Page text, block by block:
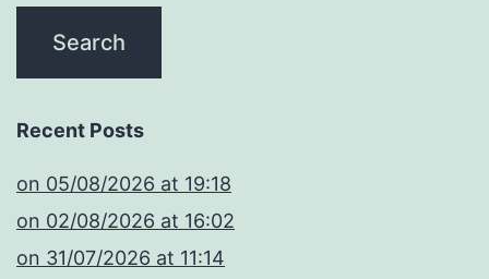
Recent Posts
​on 05/08/2026 at 19:18
​on 02/08/2026 at 16:02
​on 31/07/2026 at 11:14